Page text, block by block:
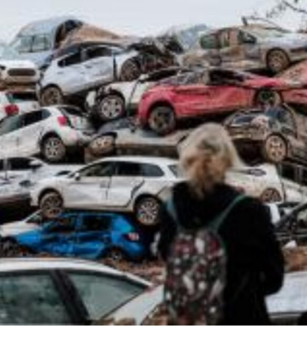
$ 64,925.00 Ethereum(ETH) $ 1,913.64